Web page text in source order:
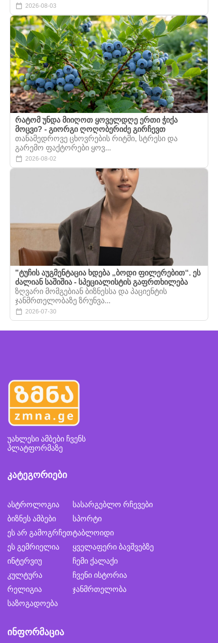
2026-08-03
რატომ უნდა მიიღოთ ყოველდღე ერთი ჭიქა
მოცვი? - გიორგი ღოღობერიძე გირჩევთ
თანამედროვე ცხოვრების რიტმი, სტრესი და
გარემო ფაქტორები ყოვ...
2026-08-02
"ტუჩის აუგმენტაცია ხდება „ბოდი ფილერებით“. ეს
ძალიან საშიშია - სპეციალისტის გაფრთხილება
ზღვარი მომგებიან ბიზნესსა და პაციენტის
ჯანმრთელობაზე ზრუნვა...
2026-07-30
უახლესი ამბები ჩვენს
პლატფორმაზე
კატეგორიები
ასტროლოგია
ბიზნეს ამბები
ეს არ გამოგრჩეთ
ეს გემრიელია
ინტერვიუ
კულტურა
რელიგია
საზოგადოება
სასარგებლო რჩევები
სპორტი
ტაბლოიდი
ყველაფერი ბავშვებზე
ჩემი ქალაქი
ჩვენი ისტორია
ჯანმრთელობა
ინფორმაცია